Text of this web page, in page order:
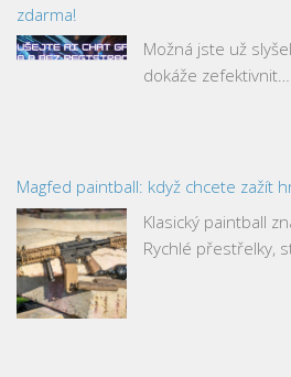
zdarma!
Možná jste už
dokáže zefektivnit…
Magfed paintball: když chcete zažít
Klasický paintball
Rychlé přestřelky,